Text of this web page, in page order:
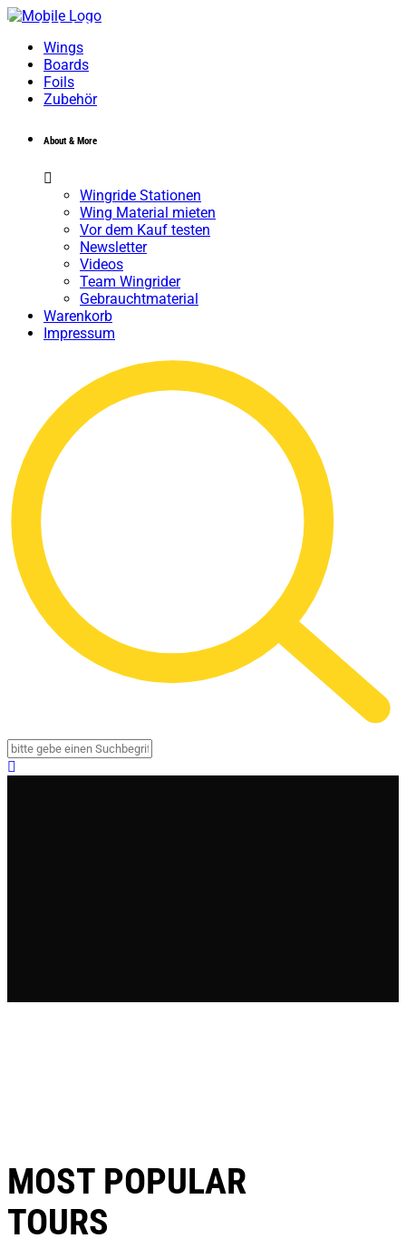
Wings
Boards
Foils
Zubehör
About & More
Wingride Stationen
Wing Material mieten
Vor dem Kauf testen
Newsletter
Videos
Team Wingrider
Gebrauchtmaterial
Warenkorb
Impressum
Event List Chequered
MOST POPULAR
TOURS